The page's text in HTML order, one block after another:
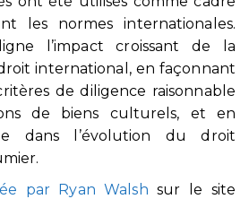
les normes internationales.
l’impact croissant de la
international, en façonnant
de diligence raisonnable
de biens culturels, et en
dans l’évolution du droit
par Ryan Walsh sur le site